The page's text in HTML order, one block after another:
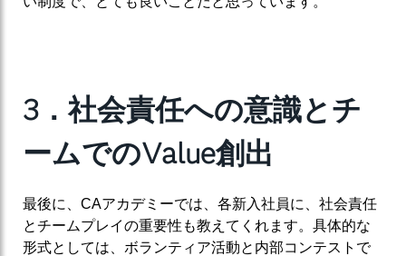
3 ．社会責任への意識とチ
ームでのValue創出
最後に、CAアカデミーでは、各新入社員に、社会責任
とチームプレイの重要性も教えてくれます。具体的な
形式としては、ボランティア活動と内部コンテストで